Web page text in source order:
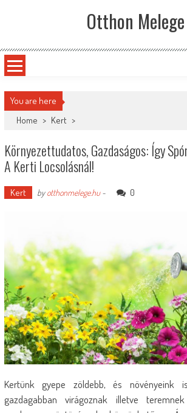
Otthon Melege
You are here
Home > Kert >
Környezettudatos, Gazdaságos: Így
A Kerti Locsolásnál!
Kert byotthonmelege.hu- 0
Kertünk gyepe zöldebb, és növényeink is
gazdagabban virágoznak illetve